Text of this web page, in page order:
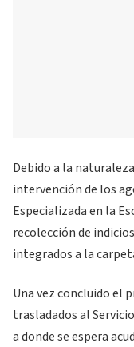
Debido a la
intervención de los
Especializada en la
recolección de
integrados a la
Una vez concluido el
trasladados al
a donde se espera